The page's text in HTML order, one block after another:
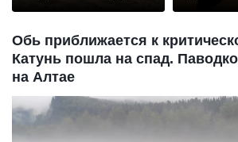
Обь приближается к
Катунь пошла на спад.
на Алтае